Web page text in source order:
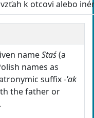
k otcovi alebo
nameStaś(a
names as
suffix -'ak
the father or